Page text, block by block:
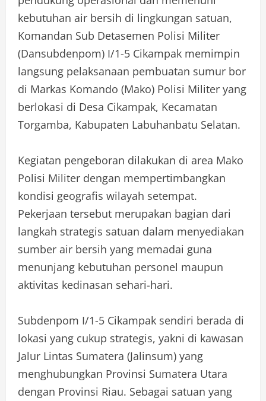
kebutuhan air bersih di lingkungan satuan,
Komandan Sub Detasemen Polisi Militer
(Dansubdenpom) I/1-5 Cikampak memimpin
langsung pelaksanaan pembuatan sumur bor
di Markas Komando (Mako) Polisi Militer yang
berlokasi di Desa Cikampak, Kecamatan
Torgamba, Kabupaten Labuhanbatu Selatan.
Kegiatan pengeboran dilakukan di area Mako
Polisi Militer dengan mempertimbangkan
kondisi geografis wilayah setempat.
Pekerjaan tersebut merupakan bagian dari
langkah strategis satuan dalam menyediakan
sumber air bersih yang memadai guna
menunjang kebutuhan personel maupun
aktivitas kedinasan sehari-hari.
Subdenpom I/1-5 Cikampak sendiri berada di
lokasi yang cukup strategis, yakni di kawasan
Jalur Lintas Sumatera (Jalinsum) yang
menghubungkan Provinsi Sumatera Utara
dengan Provinsi Riau. Sebagai satuan yang